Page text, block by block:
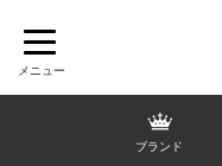
ブランド